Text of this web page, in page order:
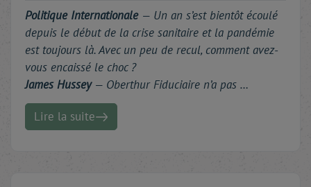
Politique Internationale— Un an s’est bientôt écoulé
depuis le début de la crise sanitaire et la pandémie
est toujours là. Avec un peu de recul, comment avez-
vous encaissé le choc ?
James Hussey— Oberthur Fiduciaire n’a pas …
Lire la suite